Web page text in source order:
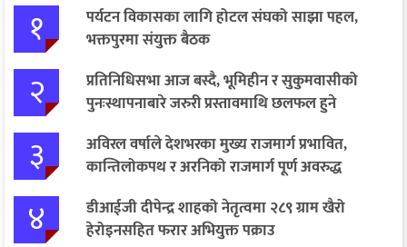
१
पर्यटन विकासका लागि होटल संघको साझा पहल,
भक्तपुरमा संयुक्त बैठक
२
प्रतिनिधिसभा आज बस्दै, भूमिहीन र सुकुमवासीको
पुनःस्थापनाबारे जरुरी प्रस्तावमाथि छलफल हुने
३
अविरल वर्षाले देशभरका मुख्य राजमार्ग प्रभावित,
कान्तिलोकपथ र अरनिको राजमार्ग पूर्ण अवरुद्ध
४
डीआईजी दीपेन्द्र शाहको नेतृत्वमा २८९ ग्राम खैरो
हेरोइनसहित फरार अभियुक्त पक्राउ